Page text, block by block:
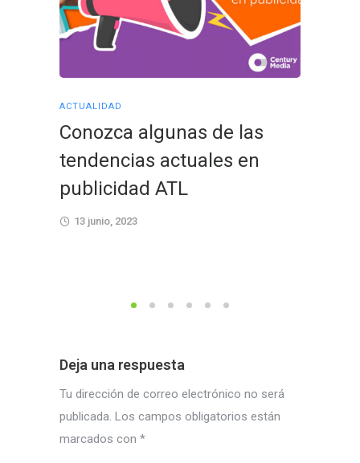
ACTUALIDAD
Conozca algunas de las
tendencias actuales en
publicidad ATL
13 junio, 2023
Deja una respuesta
Tu dirección de correo electrónico no será
publicada. Los campos obligatorios están
marcados con *